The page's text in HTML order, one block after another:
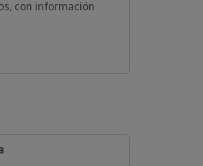
con información